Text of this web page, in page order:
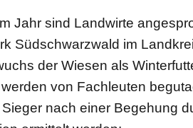
Jahr sind Landwirte
Südschwarzwald im
der Wiesen als
von Fachleuten
nach einer Begehung